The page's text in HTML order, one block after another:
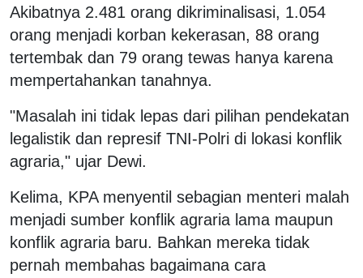
Akibatnya 2.481 orang dikriminalisasi, 1.054
orang menjadi korban kekerasan, 88 orang
tertembak dan 79 orang tewas hanya karena
mempertahankan tanahnya.
"Masalah ini tidak lepas dari pilihan pendekatan
legalistik dan represif TNI-Polri di lokasi konflik
agraria," ujar Dewi.
Kelima, KPA menyentil sebagian menteri malah
menjadi sumber konflik agraria lama maupun
konflik agraria baru. Bahkan mereka tidak
pernah membahas bagaimana cara